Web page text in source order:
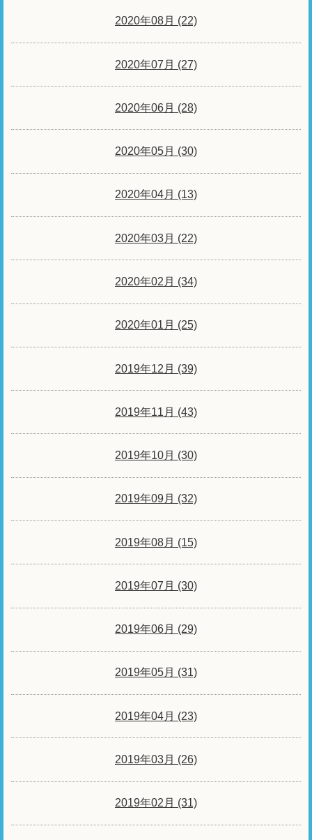
2020年08月 (22)
2020年07月 (27)
2020年06月 (28)
2020年05月 (30)
2020年04月 (13)
2020年03月 (22)
2020年02月 (34)
2020年01月 (25)
2019年12月 (39)
2019年11月 (43)
2019年10月 (30)
2019年09月 (32)
2019年08月 (15)
2019年07月 (30)
2019年06月 (29)
2019年05月 (31)
2019年04月 (23)
2019年03月 (26)
2019年02月 (31)